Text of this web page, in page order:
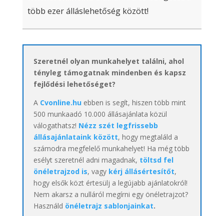
több ezer álláslehetőség között!
Szeretnél olyan munkahelyet találni, ahol
tényleg támogatnak mindenben és kapsz
fejlődési lehetőséget?
A Cvonline.huebben is segít, hiszen több mint
500 munkaadó 10.000 állásajánlata közül
válogathatsz! Nézz szét legfrissebb
állásajánlataink között, hogy megtaláld a
számodra megfelelő munkahelyet! Ha még több
esélyt szeretnél adni magadnak, töltsd fel
önéletrajzod is, vagy kérj állásértesítőt,
hogy elsők közt értesülj a legújabb ajánlatokról!
Nem akarsz a nulláról megírni egy önéletrajzot?
Használd önéletrajz sablonjainkat.